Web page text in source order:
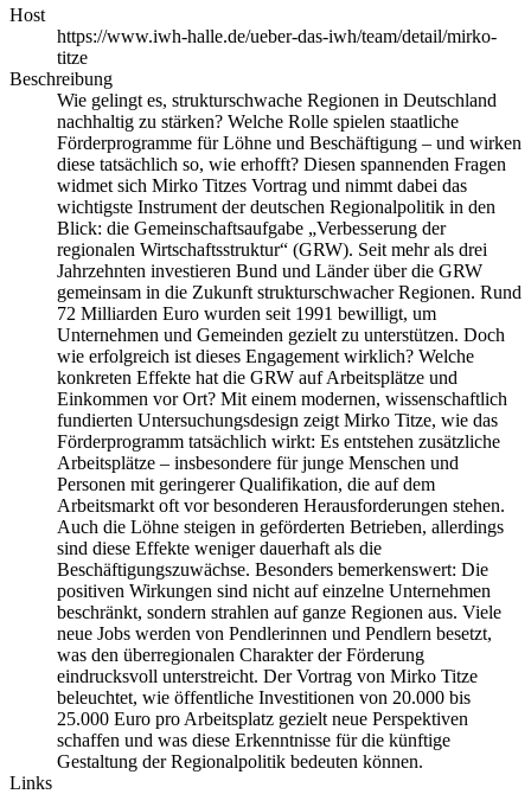
Host
https://www.iwh-halle.de/ueber-das-iwh/team/detail/mirko-
titze
Beschreibung
Wie gelingt es, strukturschwache Regionen in Deutschland
nachhaltig zu stärken? Welche Rolle spielen staatliche
Förderprogramme für Löhne und Beschäftigung – und wirken
diese tatsächlich so, wie erhofft? Diesen spannenden Fragen
widmet sich Mirko Titzes Vortrag und nimmt dabei das
wichtigste Instrument der deutschen Regionalpolitik in den
Blick: die Gemeinschaftsaufgabe „Verbesserung der
regionalen Wirtschaftsstruktur“ (GRW). Seit mehr als drei
Jahrzehnten investieren Bund und Länder über die GRW
gemeinsam in die Zukunft strukturschwacher Regionen. Rund
72 Milliarden Euro wurden seit 1991 bewilligt, um
Unternehmen und Gemeinden gezielt zu unterstützen. Doch
wie erfolgreich ist dieses Engagement wirklich? Welche
konkreten Effekte hat die GRW auf Arbeitsplätze und
Einkommen vor Ort? Mit einem modernen, wissenschaftlich
fundierten Untersuchungsdesign zeigt Mirko Titze, wie das
Förderprogramm tatsächlich wirkt: Es entstehen zusätzliche
Arbeitsplätze – insbesondere für junge Menschen und
Personen mit geringerer Qualifikation, die auf dem
Arbeitsmarkt oft vor besonderen Herausforderungen stehen.
Auch die Löhne steigen in geförderten Betrieben, allerdings
sind diese Effekte weniger dauerhaft als die
Beschäftigungszuwächse. Besonders bemerkenswert: Die
positiven Wirkungen sind nicht auf einzelne Unternehmen
beschränkt, sondern strahlen auf ganze Regionen aus. Viele
neue Jobs werden von Pendlerinnen und Pendlern besetzt,
was den überregionalen Charakter der Förderung
eindrucksvoll unterstreicht. Der Vortrag von Mirko Titze
beleuchtet, wie öffentliche Investitionen von 20.000 bis
25.000 Euro pro Arbeitsplatz gezielt neue Perspektiven
schaffen und was diese Erkenntnisse für die künftige
Gestaltung der Regionalpolitik bedeuten können.
Links